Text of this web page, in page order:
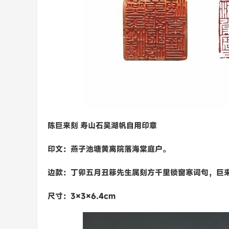
陈巨来刻 寿山石吴湖帆自用印章
印文：燕子池塘黄离院落海棠庭户。
边款：丁卯五月丑簃先生属刻方千里锁窗寒词句，巨
尺寸：3×3×6.4cm